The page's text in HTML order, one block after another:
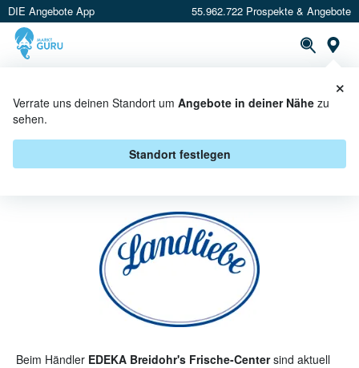
DIE Angebote App 55.962.722 Prospekte & Angebote
Verrate uns deinen Standort um Angebote in deiner Nähe zu
sehen.
Standort festlegen
×
LANDLIEBE BEI EDEKA
BREIDOHR'S FRISCHE-CENTER -
ANGEBOTE & AKTIONEN
Beim Händler EDEKA Breidohr's Frische-Centersind aktuell